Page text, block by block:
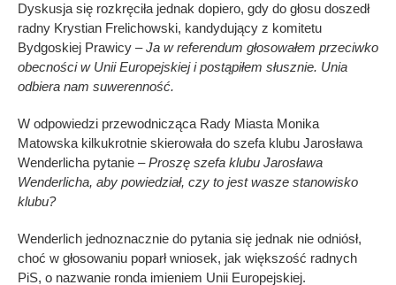
Dyskusja się rozkręciła jednak dopiero, gdy do głosu doszedł
radny Krystian Frelichowski, kandydujący z komitetu
Bydgoskiej Prawicy –Ja w referendum głosowałem przeciwko
obecności w Unii Europejskiej i postąpiłem słusznie. Unia
odbiera nam suwerenność.
W odpowiedzi przewodnicząca Rady Miasta Monika
Matowska kilkukrotnie skierowała do szefa klubu Jarosława
Wenderlicha pytanie –Proszę szefa klubu Jarosława
Wenderlicha, aby powiedział, czy to jest wasze stanowisko
klubu?
Wenderlich jednoznacznie do pytania się jednak nie odniósł,
choć w głosowaniu poparł wniosek, jak większość radnych
PiS, o nazwanie ronda imieniem Unii Europejskiej.